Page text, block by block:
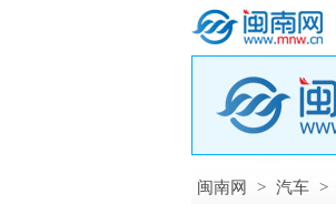
闽南网 > 汽车 >